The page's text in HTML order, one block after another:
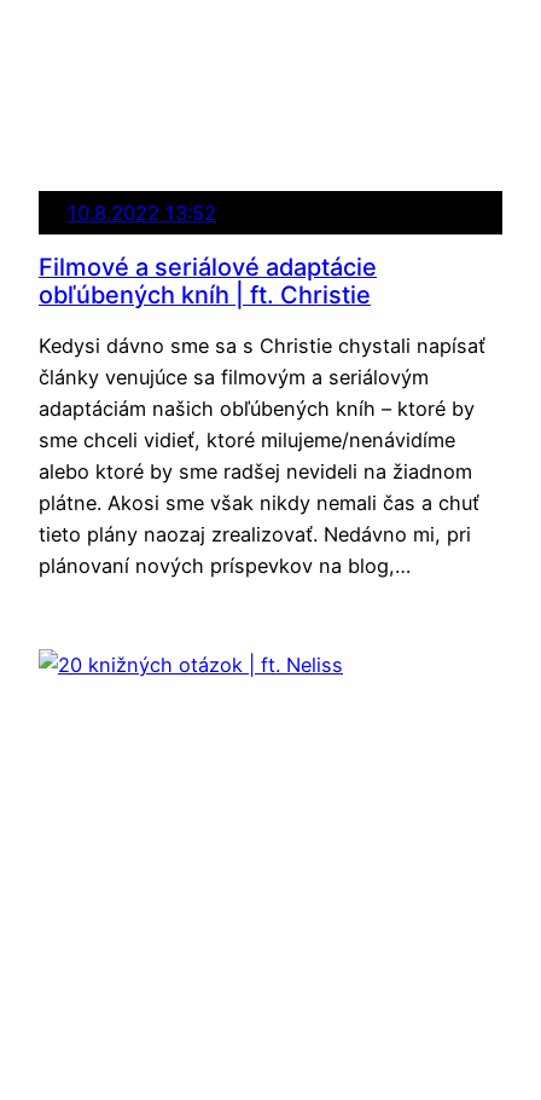
10.8.2022 13:52
Filmové a seriálové adaptácie
obľúbených kníh | ft. Christie
Kedysi dávno sme sa s Christie chystali napísať
články venujúce sa filmovým a seriálovým
adaptáciám našich obľúbených kníh – ktoré by
sme chceli vidieť, ktoré milujeme/nenávidíme
alebo ktoré by sme radšej nevideli na žiadnom
plátne. Akosi sme však nikdy nemali čas a chuť
tieto plány naozaj zrealizovať. Nedávno mi, pri
plánovaní nových príspevkov na blog,…